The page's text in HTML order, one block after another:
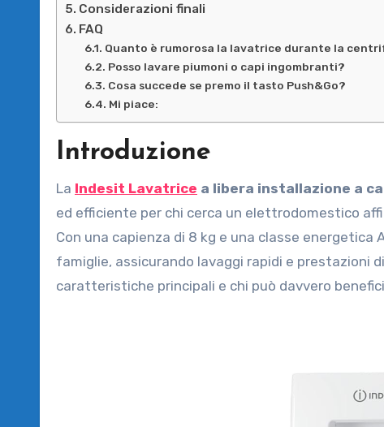
Considerazioni finali
FAQ
Quanto è rumorosa la lavatrice durante la
Posso lavare piumoni o capi ingombranti?
Cosa succede se premo il tasto Push&Go?
Mi piace:
Introduzione
La Indesit Lavatrice a libera installazione a
ed efficiente per chi cerca un elettrodomestico
Con una capienza di 8 kg e una classe
famiglie, assicurando lavaggi rapidi e prestazioni
caratteristiche principali e chi può davvero